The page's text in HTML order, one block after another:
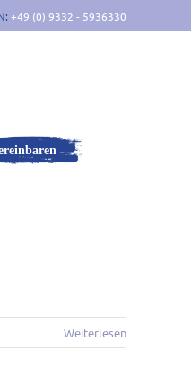
+49 (0) 9332 - 5936330
Weiterlesen